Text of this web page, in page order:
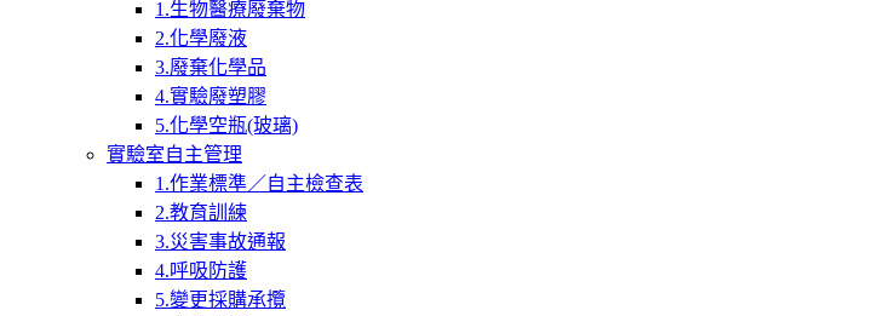
1.生物醫療廢棄物
2.化學廢液
3.廢棄化學品
4.實驗廢塑膠
5.化學空瓶(玻璃)
實驗室自主管理
1.作業標準／自主檢查表
2.教育訓練
3.災害事故通報
4.呼吸防護
5.變更採購承攬